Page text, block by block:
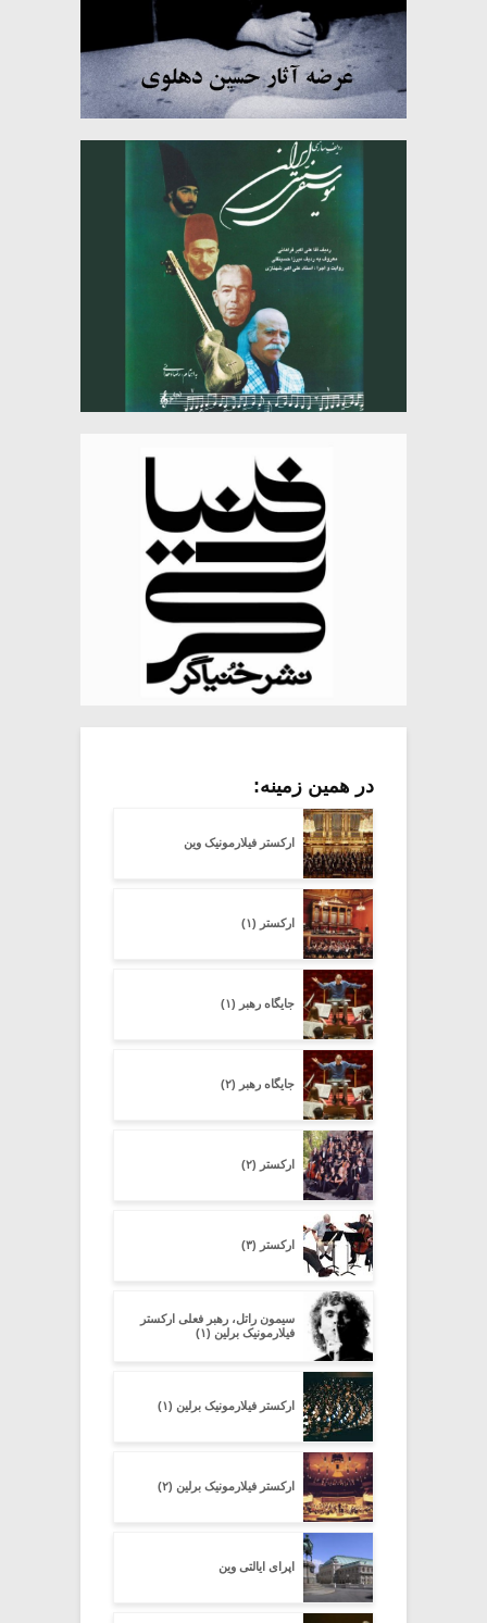
در همین زمینه:
ارکستر فیلارمونیک وین
ارکستر (۱)
جایگاه رهبر (۱)
جایگاه رهبر (۲)
ارکستر (۲)
ارکستر (۳)
سیمون راتل، رهبر فعلی ارکستر
فیلارمونیک برلین (۱)
ارکستر فیلارمونیک برلین (۱)
ارکستر فیلارمونیک برلین (۲)
اپرای ایالتی وین